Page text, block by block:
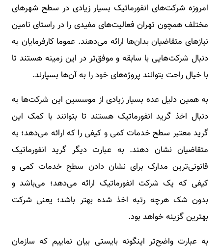
امروزه شرکت‌های انفورماتیک بسیار زیادی در سطح شهرهای
مختلف همچون تهران فعالیت‌های مفیدی را در راستای تامین
نیازهای متقاضیان بدان‌ها ارائه می‌دهند. عموما کارفرمایان به
دنبال شرکت‌هایی با سابقه و موفق‌تر در این زمینه هستند تا
با خیال راحت بتوانند پروژه‌های خود را به آن‌ها بسپارند.
به همین دلیل عده بسیار زیادی از موسسین این شرکت‌ها به
دنبال اخذ گرید انفورماتیک هستند تا بتوانند با کمک این
گرید معتبر سطح خدمات کمی و کیفی را که ارائه می‌دهد؛ به
متقاضیان نشان دهند. به عبارت دیگر گرید انفورماتیک
قانونی‌ترین مدارک برای نشان دادن سطح خدمات کمی و
کیفی که یک شرکت انفورماتیک ارائه می‌دهد؛ می‌باشد و
بدون شک هرچه رتبه اخذ شده بهتر باشد؛ یعنی شرکت
بهترین گزینه خواهد بود.
به عبارت واضح‌تر اینگونه بایستی بیان نماییم که سازمان